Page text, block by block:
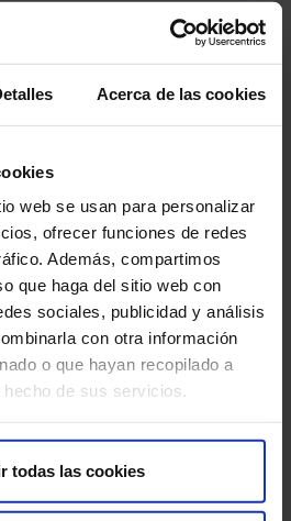
Acerca de las cookies
web se usan para personalizar
ofrecer funciones de redes
Además, compartimos
que haga del sitio web con
sociales, publicidad y análisis
con otra información
o que hayan recopilado a
de sus servicios.
todas las cookies
di esperienza
a realizzare il loro sogno con
completi.